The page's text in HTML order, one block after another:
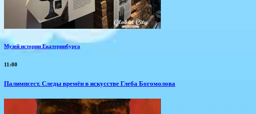
Музей истории Екатеринбурга
11:00
Палимпсест. Следы времён в искусстве Глеба Богомолова